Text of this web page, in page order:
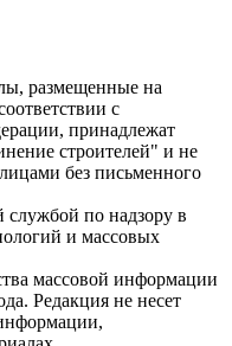
размещенные на
с
принадлежат
строителей" и не
без письменного
службой по надзору в
и массовых
массовой информации
Редакция не несет